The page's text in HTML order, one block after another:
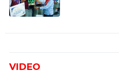
VIDEO